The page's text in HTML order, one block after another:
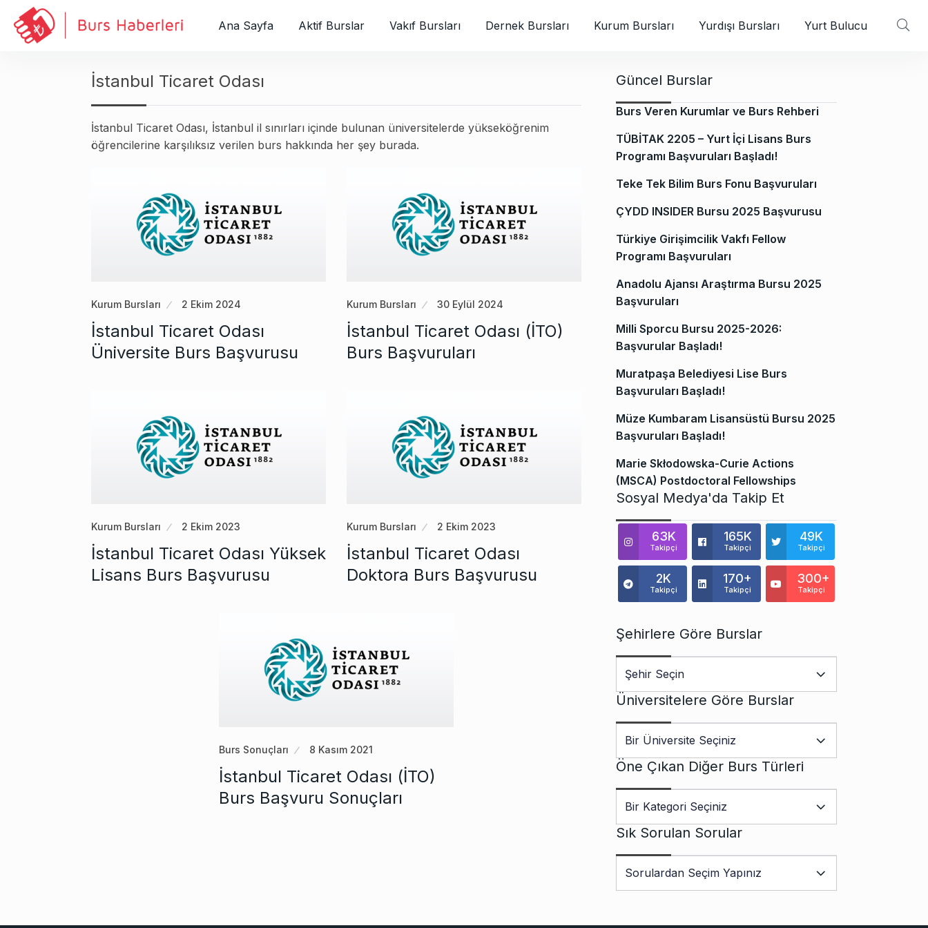
Ana Sayfa Aktif Burslar Vakıf Bursları Dernek Bursları Kurum Bursları Yurdışı Bursları Yurt Bulucu
İstanbul Ticaret Odası
İstanbul Ticaret Odası, İstanbul il sınırları içinde bulunan üniversitelerde yükseköğrenim
öğrencilerine karşılıksız verilen burs hakkında her şey burada.
Kurum Bursları 2 Ekim 2024
İstanbul Ticaret Odası
Üniversite Burs Başvurusu
Kurum Bursları 30 Eylül 2024
İstanbul Ticaret Odası (İTO)
Burs Başvuruları
Kurum Bursları 2 Ekim 2023
İstanbul Ticaret Odası Yüksek
Lisans Burs Başvurusu
Kurum Bursları 2 Ekim 2023
İstanbul Ticaret Odası
Doktora Burs Başvurusu
Burs Sonuçları 8 Kasım 2021
İstanbul Ticaret Odası (İTO)
Burs Başvuru Sonuçları
Güncel Burslar
Burs Veren Kurumlar ve Burs Rehberi
TÜBİTAK 2205 – Yurt İçi Lisans Burs
Programı Başvuruları Başladı!
Teke Tek Bilim Burs Fonu Başvuruları
ÇYDD INSIDER Bursu 2025 Başvurusu
Türkiye Girişimcilik Vakfı Fellow
Programı Başvuruları
Anadolu Ajansı Araştırma Bursu 2025
Başvuruları
Milli Sporcu Bursu 2025-2026:
Başvurular Başladı!
Muratpaşa Belediyesi Lise Burs
Başvuruları Başladı!
Müze Kumbaram Lisansüstü Bursu 2025
Başvuruları Başladı!
Marie Skłodowska-Curie Actions
(MSCA) Postdoctoral Fellowships
Sosyal Medya'da Takip Et
63K
Takipçi
165K
Takipçi
49K
Takipçi
2K
Takipçi
170+
Takipçi
300+
Takipçi
Şehirlere Göre Burslar
Üniversitelere Göre Burslar
Öne Çıkan Diğer Burs Türleri
Sık Sorulan Sorular